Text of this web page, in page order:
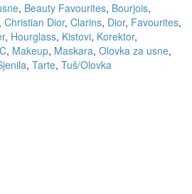
, Beauty Favourites, Bourjois,
Christian Dior, Clarins, Dior, Favourites,
, Hourglass, Kistovi, Korektor,
, Makeup, Maskara, Olovka za usne,
, Tarte, Tuš/Olovka